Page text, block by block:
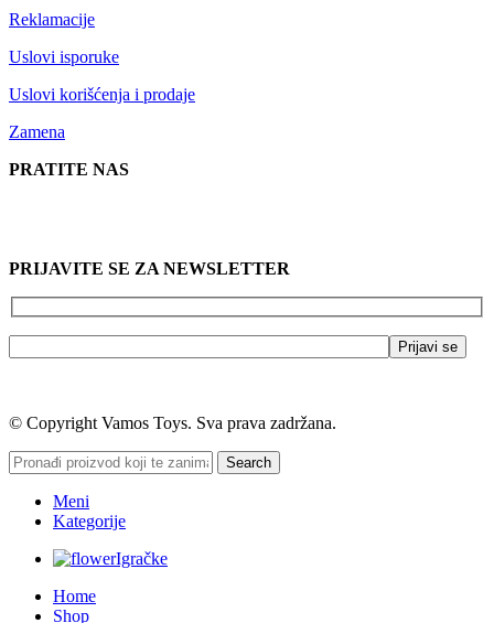
Reklamacije
Uslovi isporuke
Uslovi korišćenja i prodaje
Zamena
PRATITE NAS
PRIJAVITE SE ZA NEWSLETTER
© Copyright Vamos Toys. Sva prava zadržana.
Search
Meni
Kategorije
Igračke
Home
Shop